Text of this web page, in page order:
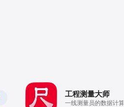
工程测量大师
一线测量员的数据计